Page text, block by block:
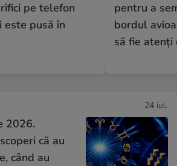
pe telefon
este pusă în
pentru a
bordul
să fie atenți
24 iul.
2026.
că au
când au